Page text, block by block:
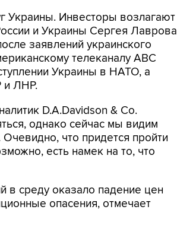
Украины. Инвесторы возлагают
и Украины Сергея Лаврова
заявлений украинского
телеканалу ABC
Украины в НАТО, а
и ЛНР.
D.A.Davidson & Co.
однако сейчас мы видим
что придется пройти
есть намек на то, что
в среду оказало падение цен
опасения, отмечает